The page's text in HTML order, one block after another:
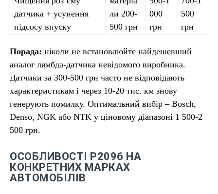
датчика + усунення
підсосу впуску
ли 200-
500 грн
000
грн
500
грн
Порада: ніколи не встановлюйте найдешевший
аналог лямбда-датчика невідомого виробника.
Датчики за 300-500 грн часто не відповідають
характеристикам і через 10-20 тис. км знову
генерують помилку. Оптимальний вибір – Bosch,
Denso, NGK або NTK у ціновому діапазоні 1 500-2
500 грн.
ОСОБЛИВОСТІ P2096 НА
КОНКРЕТНИХ МАРКАХ
АВТОМОБІЛІВ